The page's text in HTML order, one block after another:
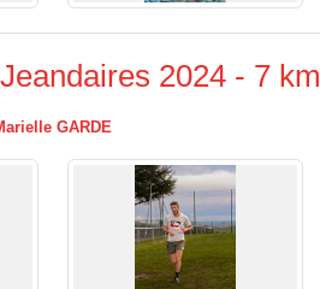
2024 - 7 km
GARDE